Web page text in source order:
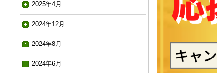
2025年4月
2024年12月
2024年8月
2024年6月